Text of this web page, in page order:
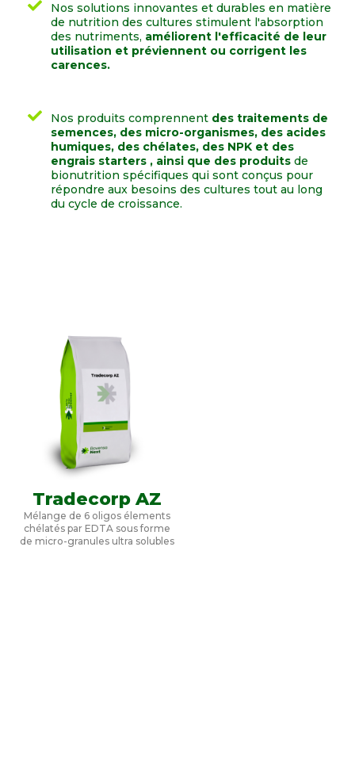
Nos solutions innovantes et durables en matière
de nutrition des cultures stimulent l'absorption
des nutriments, améliorent l'efficacité de leur
utilisation et préviennent ou corrigent les
carences.
Nos produits comprennent des traitements de
semences, des micro-organismes, des acides
humiques, des chélates, des NPK et des
engrais starters , ainsi que des produits de
bionutrition spécifiques qui sont conçus pour
répondre aux besoins des cultures tout au long
du cycle de croissance.
Tradecorp AZ
Mélange de 6 oligos élements
chélatés par EDTA sous forme
de micro-granules ultra solubles